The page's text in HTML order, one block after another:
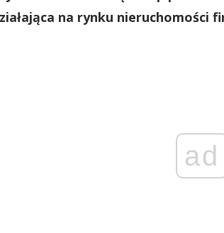
na rynku nieruchomości
ad